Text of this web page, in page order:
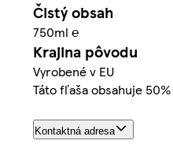
Čistý obsah
750ml ℮
Krajina pôvodu
Vyrobené v EU
Táto fľaša obsahuje
Kontaktná adresa